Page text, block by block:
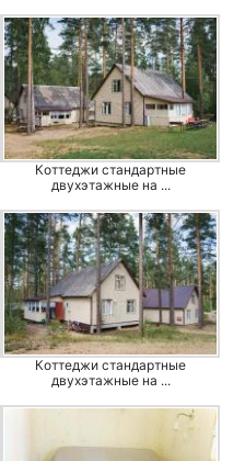
Коттеджи стандартные
двухэтажные на ...
Коттеджи стандартные
двухэтажные на ...